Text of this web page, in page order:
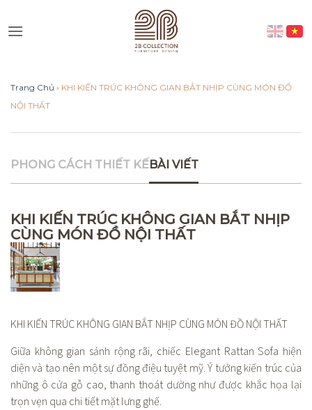
to
Trang Chủ › KHI KIẾN TRÚC KHÔNG GIAN BẮT NHỊP CÙNG MÓN ĐỒ
NỘI THẤT
PHONG CÁCH THIẾT KẾBÀI VIẾT
KHI KIẾN TRÚC KHÔNG GIAN BẮT NHỊP
CÙNG MÓN ĐỒ NỘI THẤT
KHI KIẾN TRÚC KHÔNG GIAN BẮT NHỊP CÙNG MÓN ĐỒ NỘI THẤT
Giữa không gian sảnh rộng rãi, chiếc Elegant Rattan Sofa hiện
diện và tạo nên một sự đồng điệu tuyệt mỹ. Ý tưởng kiến trúc của
những ô cửa gỗ cao, thanh thoát dường như được khắc họa lại
trọn vẹn qua chi tiết mặt lưng ghế.
Vui lòng lựa chọn hình thức liên
lạc phù hợp với quý khách
Nhắn tin qua Instagram
Nhắn tin qua Whatsap